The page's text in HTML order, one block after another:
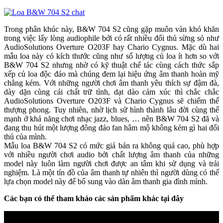
Trong phân khúc này, B&W 704 S2 cũng gặp muôn vàn khó khăn
trong việc lấy lòng audiophile bởi có rất nhiều đối thủ sừng sỏ như
AudioSolutions Overture O203F hay Chario Cygnus. Mặc dù hai
mẫu loa này có kích thước cũng như số lượng củ loa ít hơn so với
B&W 704 S2 nhưng nhờ có kỹ thuật chế tác cùng cách thức sắp
xếp củ loa độc đáo mà chúng đem lại hiệu ứng âm thanh hoàn mỹ
chẳng kém. Với những người chơi âm thanh yêu thích sự đậm đà,
dày dặn cùng cái chất trữ tình, dạt dào cảm xúc thì chắc chắc
AudioSolutions Overture O203F và Chario Cygnus sẽ chiếm thế
thượng phong. Tuy nhiên, nhờ lịch sử hình thành lâu đời cùng thế
mạnh ở khả năng chơi nhạc jazz, blues, … nên B&W 704 S2 đã và
đang thu hút một lượng đông đảo fan hâm mộ không kém gì hai đối
thủ của mình.
Mẫu loa B&W 704 S2 có mức giá bán ra không quá cao, phù hợp
với nhiều người chơi audio bởi chất lượng âm thanh của những
model này luôn làm người chơi được an tâm khi sử dụng và trải
nghiệm. Là một tín đồ của âm thanh tự nhiên thì người dùng có thể
lựa chọn model này để bổ sung vào dàn âm thanh gia đình mình.
Các bạn có thể tham khảo các sản phẩm khác tại đây